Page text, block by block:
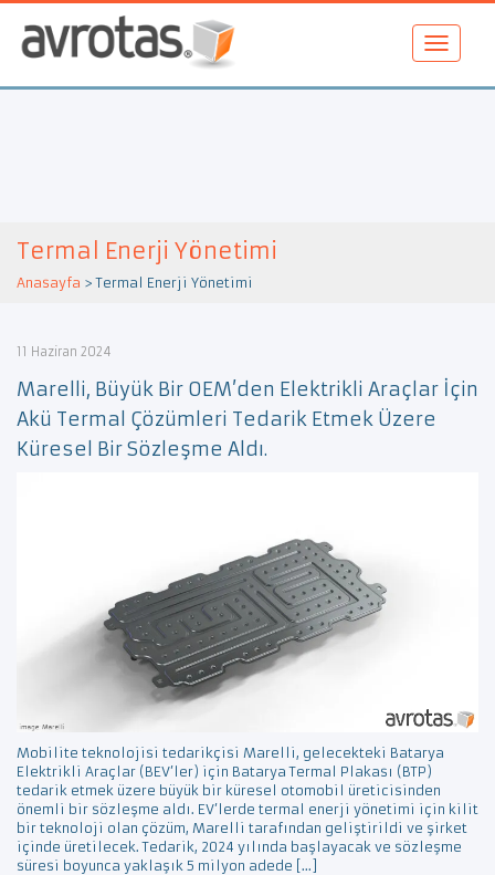
Termal Enerji Yönetimi
Anasayfa >Termal Enerji Yönetimi
11 Haziran 2024
Marelli, Büyük Bir OEM’den Elektrikli Araçlar İçin
Akü Termal Çözümleri Tedarik Etmek Üzere
Küresel Bir Sözleşme Aldı.
Mobilite teknolojisi tedarikçisi Marelli, gelecekteki Batarya
Elektrikli Araçlar (BEV’ler) için Batarya Termal Plakası (BTP)
tedarik etmek üzere büyük bir küresel otomobil üreticisinden
önemli bir sözleşme aldı. EV’lerde termal enerji yönetimi için kilit
bir teknoloji olan çözüm, Marelli tarafından geliştirildi ve şirket
içinde üretilecek. Tedarik, 2024 yılında başlayacak ve sözleşme
süresi boyunca yaklaşık 5 milyon adede […]